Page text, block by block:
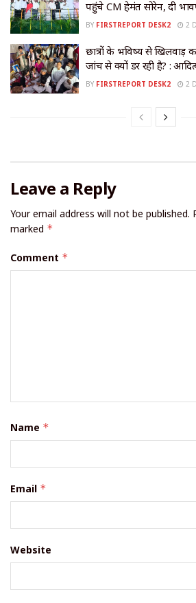
पहुंचे CM हेमंत सोरेन, दी
BY FIRSTREPORT DESK2 2
छात्रों के भविष्य से खिलवाड़
जांच से क्यों डर रही है? :
BY FIRSTREPORT DESK2 2
Leave a Reply
Your email address will not be published.
marked *
Comment *
Name *
Email *
Website